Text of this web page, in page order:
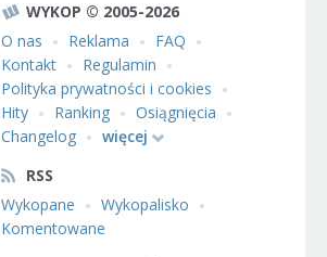
WYKOP © 2005-2026
O nas
Reklama
FAQ
Kontakt
Regulamin
Polityka prywatności i cookies
Hity
Ranking
Osiągnięcia
Changelog
więcej
RSS
Wykopane
Wykopalisko
Komentowane